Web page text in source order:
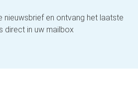
nieuwsbrief en ontvang het laatste
direct in uw mailbox